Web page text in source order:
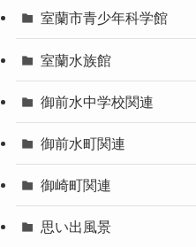
室蘭市青少年科学館
室蘭水族館
御前水中学校関連
御前水町関連
御崎町関連
思い出風景